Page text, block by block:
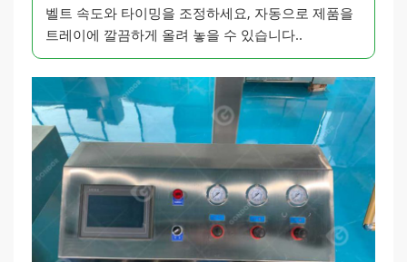
벨트 속도와 타이밍을 조정하세요, 자동으로 제품을
트레이에 깔끔하게 올려 놓을 수 있습니다..